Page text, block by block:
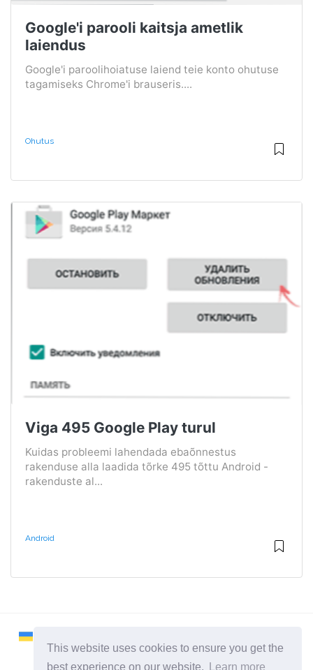
This website uses cookies to ensure you get the
best experience on our website.
Learn more
Google'i parooli kaitsja ametlik
laiendus
Google'i paroolihoiatuse laiend teie konto ohutuse
tagamiseks Chrome'i brauseris....
Ohutus
Viga 495 Google Play turul
Kuidas probleemi lahendada ebaõnnestus
rakenduse alla laadida tõrke 495 tõttu Android -
rakenduste al...
Android